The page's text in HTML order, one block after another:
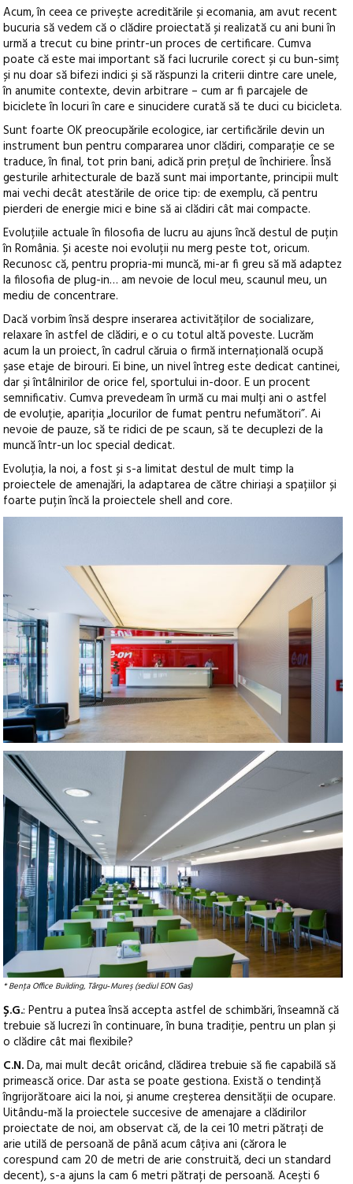
Acum, în ceea ce privește acreditările și ecomania, am avut recent
bucuria să vedem că o clădire proiectată și realizată cu ani buni în
urmă a trecut cu bine printr-un proces de certificare. Cumva
poate că este mai important să faci lucrurile corect și cu bun-simț
și nu doar să bifezi indici și să răspunzi la criterii dintre care unele,
în anumite contexte, devin arbitrare – cum ar fi parcajele de
biciclete în locuri în care e sinucidere curată să te duci cu bicicleta.
Sunt foarte OK preocupările ecologice, iar certificările devin un
instrument bun pentru compararea unor clădiri, comparație ce se
traduce, în final, tot prin bani, adică prin prețul de închiriere. Însă
gesturile arhitecturale de bază sunt mai importante, principii mult
mai vechi decât atestările de orice tip: de exemplu, că pentru
pierderi de energie mici e bine să ai clădiri cât mai compacte.
Evoluțiile actuale în filosofia de lucru au ajuns încă destul de puțin
în România. Și aceste noi evoluții nu merg peste tot, oricum.
Recunosc că, pentru propria-mi muncă, mi-ar fi greu să mă adaptez
la filosofia de plug-in… am nevoie de locul meu, scaunul meu, un
mediu de concentrare.
Dacă vorbim însă despre inserarea activităților de socializare,
relaxare în astfel de clădiri, e o cu totul altă poveste. Lucrăm
acum la un proiect, în cadrul căruia o firmă internațională ocupă
șase etaje de birouri. Ei bine, un nivel întreg este dedicat cantinei,
dar și întâlnirilor de orice fel, sportului in-door. E un procent
semnificativ. Cumva prevedeam în urmă cu mai mulți ani o astfel
de evoluție, apariția „locurilor de fumat pentru nefumători”. Ai
nevoie de pauze, să te ridici de pe scaun, să te decuplezi de la
muncă într-un loc special dedicat.
Evoluția, la noi, a fost și s-a limitat destul de mult timp la
proiectele de amenajări, la adaptarea de către chiriași a spațiilor și
foarte puțin încă la proiectele shell and core.
* Benţa Office Building, Târgu‑Mureş (sediul EON Gas)
Ș.G.: Pentru a putea însă accepta astfel de schimbări, înseamnă că
trebuie să lucrezi în continuare, în buna tradiție, pentru un plan și
o clădire cât mai flexibile?
C.N.Da, mai mult decât oricând, clădirea trebuie să fie capabilă să
primească orice. Dar asta se poate gestiona. Există o tendință
îngrijorătoare aici la noi, și anume creșterea densității de ocupare.
Uitându-mă la proiectele succesive de amenajare a clădirilor
proiectate de noi, am observat că, de la cei 10 metri pătrați de
arie utilă de persoană de până acum câțiva ani (cărora le
corespund cam 20 de metri de arie construită, deci un standard
decent), s-a ajuns la cam 6 metri pătrați de persoană. Acești 6